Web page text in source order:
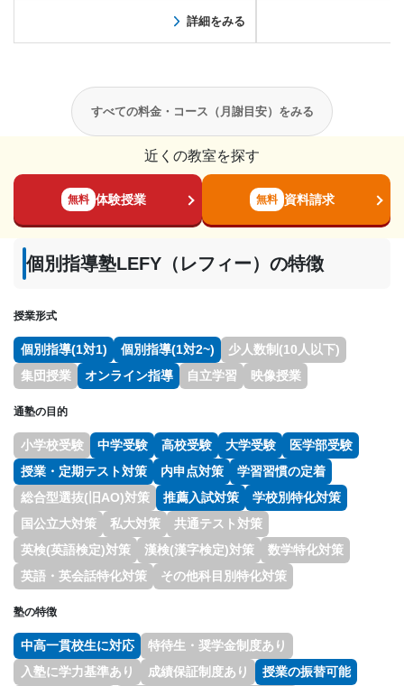
詳細をみる
すべての料金・コース（月謝目安）をみる
近くの教室を探す
無料 体験授業 無料 資料請求
個別指導塾LEFY（レフィー）の特徴
授業形式
個別指導(1対1) 個別指導(1対2~)
少人数制(10人以下)
集団授業
オンライン指導 自立学習 映像授業
通塾の目的
小学校受験 中学受験 高校受験 大学受験
医学部受験
授業・定期テスト対策
内申点対策
学習習慣の定着
総合型選抜(旧AO)対策
推薦入試対策
学校別特化対策
国公立大対策
私大対策
共通テスト対策
英検(英語検定)対策
漢検(漢字検定)対策
数学特化対策
英語・英会話特化対策
その他科目別特化対策
塾の特徴
中高一貫校生に対応
特待生・奨学金制度あり
入塾に学力基準あり
成績保証制度あり
授業の振替可能